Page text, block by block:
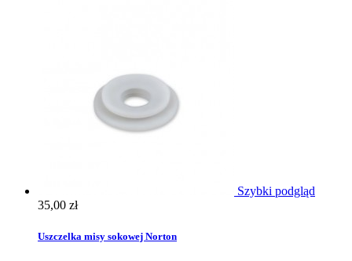
Szybki podgląd
35,00 zł
Uszczelka misy sokowej Norton